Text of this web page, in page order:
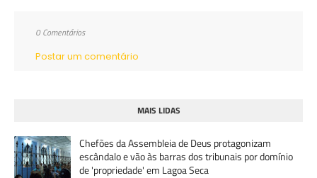
0 Comentários
Postar um comentário
MAIS LIDAS
Chefões da Assembleia de Deus protagonizam
escândalo e vão às barras dos tribunais por domínio
de 'propriedade' em Lagoa Seca